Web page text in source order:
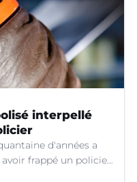
interpellé
d'années a
frappé un policier